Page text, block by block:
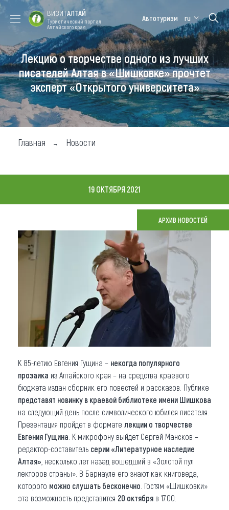
Форум VISIT
ALTAI
Цветение
маральника
Медицинский
форум
Алтайская
зимовка
Туры
Где побывать
Чем заняться
Карта
Что привезти (сувениры)
О регионе
Коллекция впечатлений
Другие рубрики
ВИЗИТАЛТАЙ
Туристический портал
Алтайского края
Автотуризм ru
Лекцию о творчестве одного из лучших
писателей Алтая в «Шишковке» прочтет
эксперт «Открытого университета»
Главная Новости
19 ОКТЯБРЯ 2021
АРХИВ НОВОСТЕЙ
К 85-летию Евгения Гущина – некогда популярного
прозаика из Алтайского края – на средства краевого
бюджета издан сборник его повестей и рассказов. Публике
представят новинку в краевой библиотеке имени Шишкова
на следующий день после символического юбилея писателя.
Презентация пройдет в формате лекции о творчестве
Евгения Гущина . К микрофону выйдет Сергей Мансков –
редактор-составитель серии «Литературное наследие
Алтая» , несколько лет назад вошедший в «Золотой пул
лекторов страны». В Барнауле его знают как книговеда,
которого можно слушать бесконечно . Гостям «Шишковки»
эта возможность представится 20 октября в 17.00.